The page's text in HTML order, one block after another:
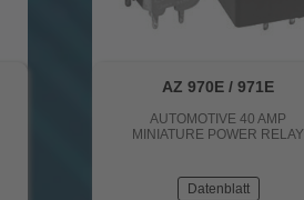
AZ 970E / 971E
AUTOMOTIVE 40 AMP
MINIATURE POWER RELAY
Datenblatt